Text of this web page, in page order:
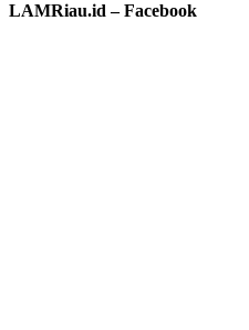
LAMRiau.id – Facebook